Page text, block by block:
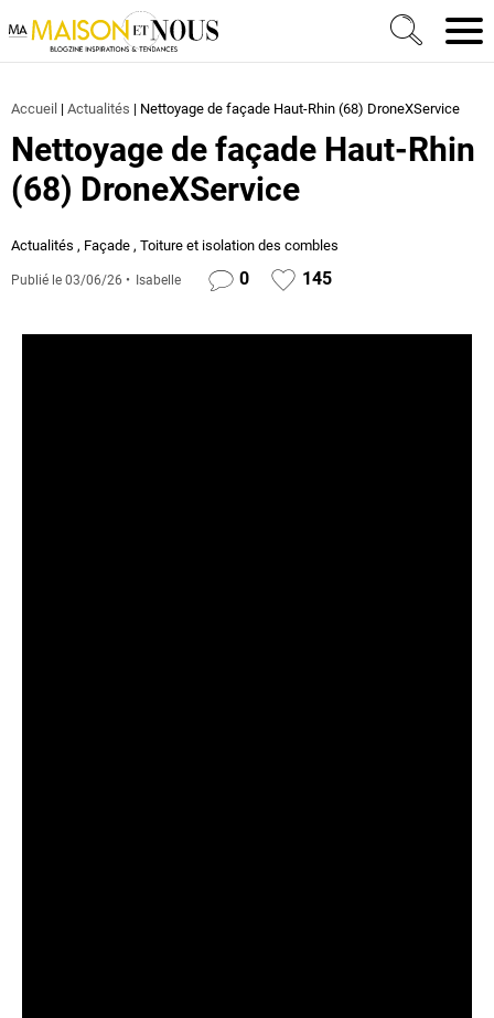
Ma Maison et Nous Construction, rénovation &
Accueil | Actualités | Nettoyage de façade Haut-Rhin (68) DroneXService
Nettoyage de façade Haut-Rhin
(68) DroneXService
Actualités , Façade , Toiture et isolation des combles
Publié le 03/06/26 Isabelle 0 145